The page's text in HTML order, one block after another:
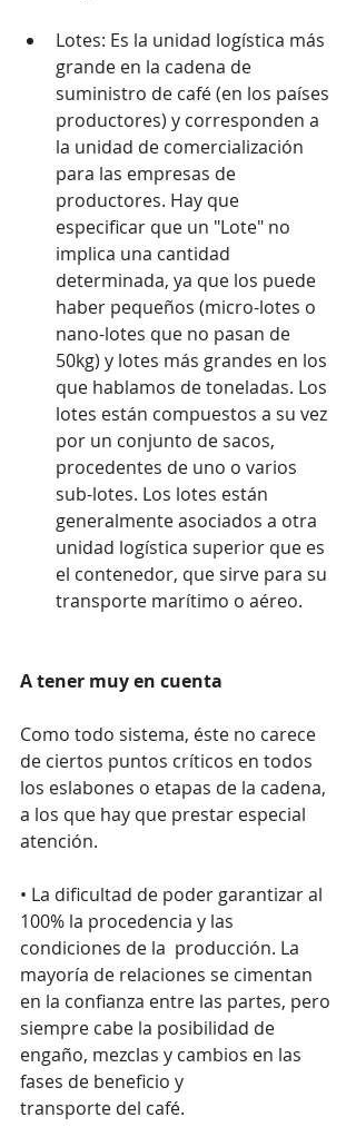
Lotes: Es la unidad logística más
grande en la cadena de
suministro de café (en los países
productores) y corresponden a
la unidad de comercialización
para las empresas de
productores. Hay que
especificar que un "Lote" no
implica una cantidad
determinada, ya que los puede
haber pequeños (micro-lotes o
nano-lotes que no pasan de
50kg) y lotes más grandes en los
que hablamos de toneladas. Los
lotes están compuestos a su vez
por un conjunto de sacos,
procedentes de uno o varios
sub-lotes. Los lotes están
generalmente asociados a otra
unidad logística superior que es
el contenedor, que sirve para su
transporte marítimo o aéreo.
A tener muy en cuenta
Como todo sistema, éste no carece
de ciertos puntos críticos en todos
los eslabones o etapas de la cadena,
a los que hay que prestar especial
atención.
• La dificultad de poder garantizar al
100% la procedencia y las
condiciones de la  producción. La
mayoría de relaciones se cimentan
en la confianza entre las partes, pero
siempre cabe la posibilidad de
engaño, mezclas y cambios en las
fases de beneficio y
transporte del café.